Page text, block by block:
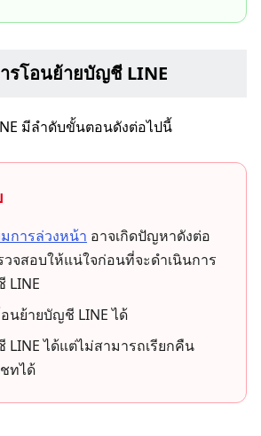
รโอนย้ายบัญชี LINE
มีลำดับขั้นตอนดังต่อไปนี้
มการล่วงหน้า อาจเกิดปัญหาดังต่อ
จสอบให้แน่ใจก่อนที่จะดำเนินการ
LINE
นย้ายบัญชี LINE ได้
ได้แต่ไม่สามารถเรียกคืน
ทได้